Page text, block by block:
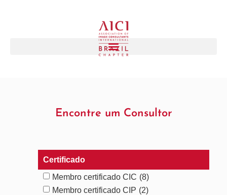
Encontre um Consultor
Certificado
Membro certificado CIC (8)
Membro certificado CIP (2)